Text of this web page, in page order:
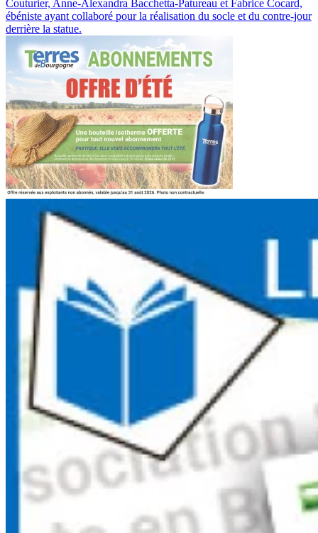
Couturier, Anne-Alexandra Bacchetta-Patureau et Fabrice Cocard,
ébéniste ayant collaboré pour la réalisation du socle et du contre-jour
derrière la statue.